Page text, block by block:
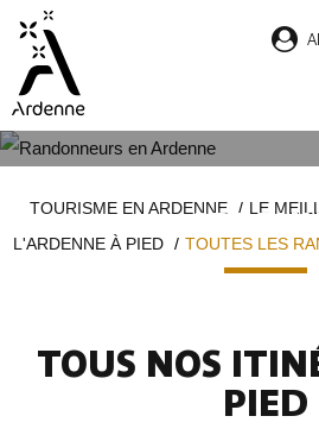
contenu
principal
d'ArianeTOURISME EN ARDENNE
LE
L'ARDENNE À PIED
TOUTES LES
TOUS NOS
PIED